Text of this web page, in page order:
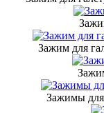
Зажим для
Зажимы для